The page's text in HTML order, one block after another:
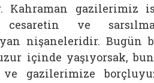
Kahraman gazilerimiz
cesaretin ve
nişaneleridir. Bugün
içinde yaşıyorsak,
gazilerimize